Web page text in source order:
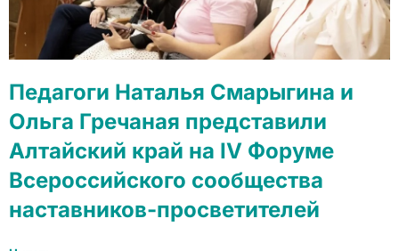
Педагоги Наталья Смарыгина и
Ольга Гречаная представили
Алтайский край на IV Форуме
Всероссийского сообщества
наставников-просветителей